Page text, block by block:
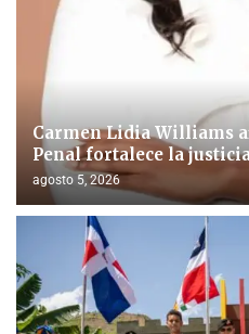
Carmen Lidia Williams
Penal fortalece la
agosto 5, 2026